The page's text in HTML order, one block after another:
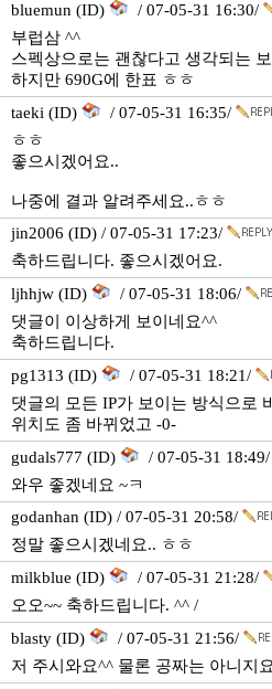
bluemun (ID)
/ 07-05-31 16:30/
부럽삼 ^^
스펙상으로는 괜찮다고 생각되는
하지만 690G에 한표 ㅎㅎ
taeki (ID)
/ 07-05-31 16:35/
ㅎㅎ
좋으시겠어요..
나중에 결과 알려주세요..ㅎㅎ
jin2006 (ID) / 07-05-31 17:23/
축하드립니다. 좋으시겠어요.
ljhhjw (ID)
/ 07-05-31 18:06/
댓글이 이상하게 보이네요^^
축하드립니다.
pg1313 (ID)
/ 07-05-31 18:21/
댓글의 모든 IP가 보이는 방식으로
위치도 좀 바뀌었고 -0-
gudals777 (ID)
/ 07-05-31 18:49/
와우 좋겠네요 ~ㅋ
godanhan (ID) / 07-05-31 20:58/
정말 좋으시겠네요.. ㅎㅎ
milkblue (ID)
/ 07-05-31 21:28/
오오~~ 축하드립니다. ^^ /
blasty (ID)
/ 07-05-31 21:56/
저 주시와요^^ 물론 공짜는 아니지